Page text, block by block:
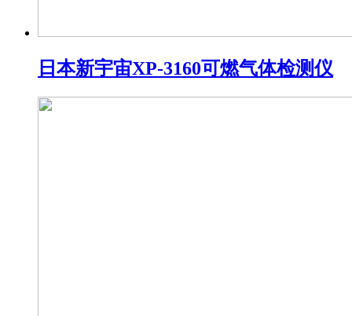
日本新宇宙XP-3160可燃气体检测仪